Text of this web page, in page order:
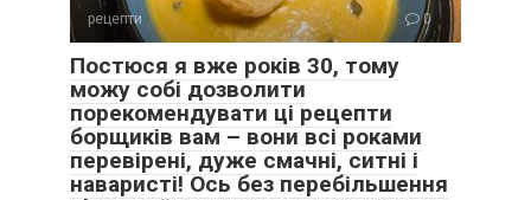
рецепти 0
Постюся я вже років 30, тому
можу собі дозволити
порекомендувати ці рецепти
борщиків вам – вони всі роками
перевірені, дуже смачні, ситні і
наваристі! Ось без перебільшення